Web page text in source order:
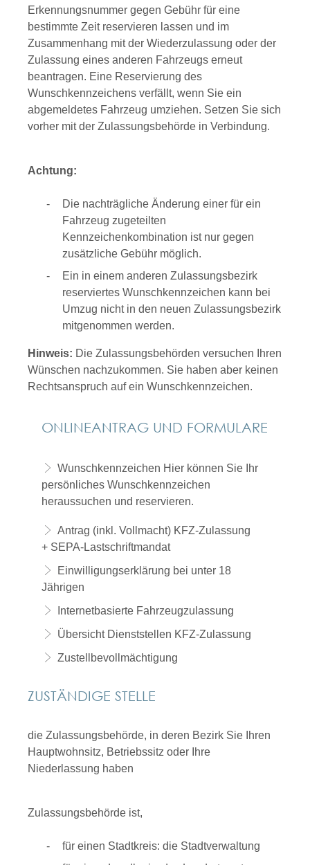
Erkennungsnummer gegen Gebühr für eine
bestimmte Zeit reservieren lassen und im
Zusammenhang mit der Wiederzulassung oder der
Zulassung eines anderen Fahrzeugs erneut
beantragen. Eine Reservierung des
Wunschkennzeichens verfällt, wenn Sie ein
abgemeldetes Fahrzeug umziehen. Setzen Sie sich
vorher mit der Zulassungsbehörde in Verbindung.
Achtung:
Die nachträgliche Änderung einer für ein
Fahrzeug zugeteilten
Kennzeichenkombination ist nur gegen
zusätzliche Gebühr möglich.
Ein in einem anderen Zulassungsbezirk
reserviertes Wunschkennzeichen kann bei
Umzug nicht in den neuen Zulassungsbezirk
mitgenommen werden.
Hinweis: Die Zulassungsbehörden versuchen Ihren
Wünschen nachzukommen. Sie haben aber keinen
Rechtsanspruch auf ein Wunschkennzeichen.
ONLINEANTRAG UND FORMULARE
Wunschkennzeichen Hier können Sie Ihr
persönliches Wunschkennzeichen
heraussuchen und reservieren.
Antrag (inkl. Vollmacht) KFZ-Zulassung
+ SEPA-Lastschriftmandat
Einwilligungserklärung bei unter 18
Jährigen
Internetbasierte Fahrzeugzulassung
Übersicht Dienststellen KFZ-Zulassung
Zustellbevollmächtigung
ZUSTÄNDIGE STELLE
die Zulassungsbehörde, in deren Bezirk Sie Ihren
Hauptwohnsitz, Betriebssitz oder Ihre
Niederlassung haben
Zulassungsbehörde ist,
für einen Stadtkreis: die Stadtverwaltung